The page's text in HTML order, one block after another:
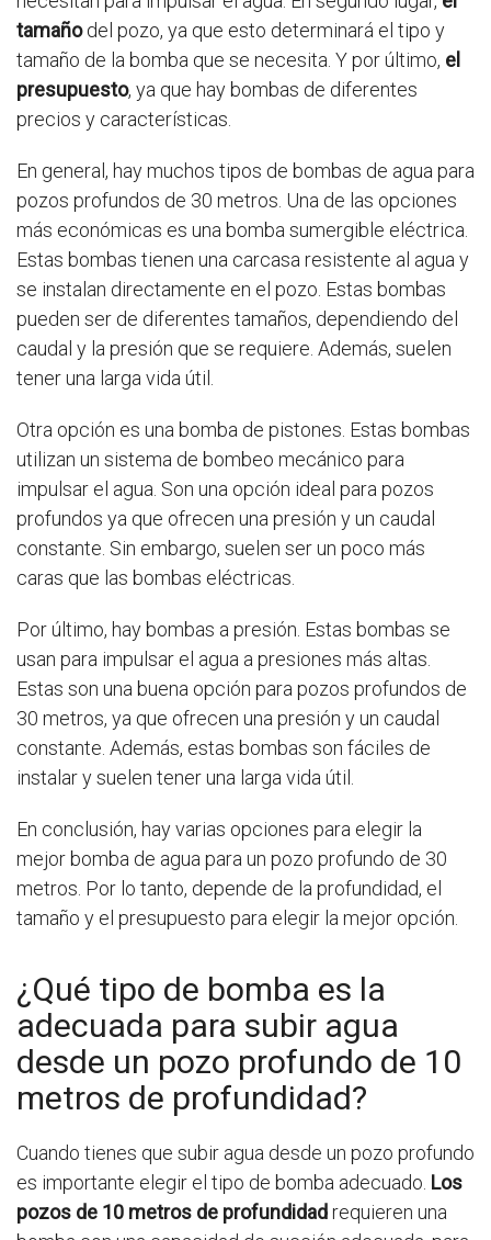
tamañodel pozo, ya que esto determinará el tipo y
tamaño de la bomba que se necesita. Y por último, el
presupuesto, ya que hay bombas de diferentes
precios y características.
En general, hay muchos tipos de bombas de agua para
pozos profundos de 30 metros. Una de las opciones
más económicas es una bomba sumergible eléctrica.
Estas bombas tienen una carcasa resistente al agua y
se instalan directamente en el pozo. Estas bombas
pueden ser de diferentes tamaños, dependiendo del
caudal y la presión que se requiere. Además, suelen
tener una larga vida útil.
Otra opción es una bomba de pistones. Estas bombas
utilizan un sistema de bombeo mecánico para
impulsar el agua. Son una opción ideal para pozos
profundos ya que ofrecen una presión y un caudal
constante. Sin embargo, suelen ser un poco más
caras que las bombas eléctricas.
Por último, hay bombas a presión. Estas bombas se
usan para impulsar el agua a presiones más altas.
Estas son una buena opción para pozos profundos de
30 metros, ya que ofrecen una presión y un caudal
constante. Además, estas bombas son fáciles de
instalar y suelen tener una larga vida útil.
En conclusión, hay varias opciones para elegir la
mejor bomba de agua para un pozo profundo de 30
metros. Por lo tanto, depende de la profundidad, el
tamaño y el presupuesto para elegir la mejor opción.
¿Qué tipo de bomba es la
adecuada para subir agua
desde un pozo profundo de 10
metros de profundidad?
Cuando tienes que subir agua desde un pozo profundo
es importante elegir el tipo de bomba adecuado. Los
pozos de 10 metros de profundidadrequieren una